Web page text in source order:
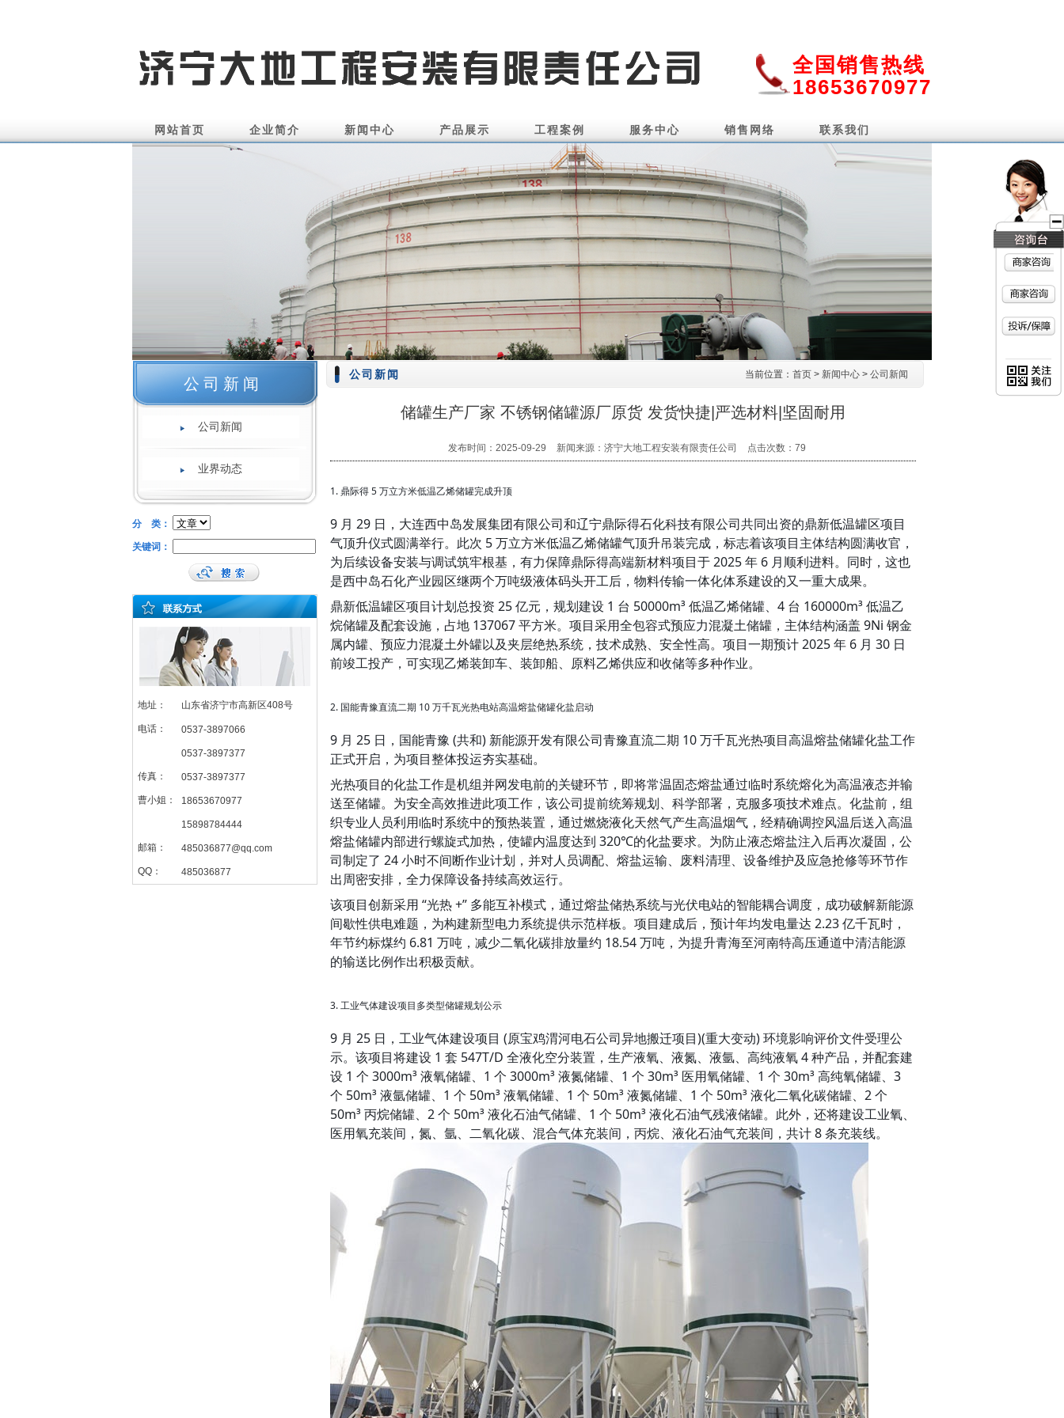
全国销售热线
18653670977
网站首页 企业简介 新闻中心 产品展示 工程案例 服务中心 销售网络 联系我们
公司新闻
公司新闻
业界动态
分 类：
关键词：
地址： 山东省济宁市高新区408号
电话： 0537-3897066
0537-3897377
传真： 0537-3897377
曹小姐： 18653670977
15898784444
邮箱： 485036877@qq.com
QQ： 485036877
当前位置： 首页 > 新闻中心 > 公司新闻
公司新闻
储罐生产厂家 不锈钢储罐源厂原货 发货快捷|严选材料|坚固耐用
发布时间：2025-09-29 新闻来源：济宁大地工程安装有限责任公司 点击次数： 79
1. 鼎际得 5 万立方米低温乙烯储罐完成升顶
9 月 29 日，大连西中岛发展集团有限公司和辽宁鼎际得石化科技有限公司共同出资的鼎新低温罐区项目
气顶升仪式圆满举行。此次 5 万立方米低温乙烯储罐气顶升吊装完成，标志着该项目主体结构圆满收官，
为后续设备安装与调试筑牢根基，有力保障鼎际得高端新材料项目于 2025 年 6 月顺利进料。同时，这也
是西中岛石化产业园区继两个万吨级液体码头开工后，物料传输一体化体系建设的又一重大成果。
鼎新低温罐区项目计划总投资 25 亿元，规划建设 1 台 50000m³ 低温乙烯储罐、4 台 160000m³ 低温乙
烷储罐及配套设施，占地 137067 平方米。项目采用全包容式预应力混凝土储罐，主体结构涵盖 9Ni 钢金
属内罐、预应力混凝土外罐以及夹层绝热系统，技术成熟、安全性高。项目一期预计 2025 年 6 月 30 日
前竣工投产，可实现乙烯装卸车、装卸船、原料乙烯供应和收储等多种作业。
2. 国能青豫直流二期 10 万千瓦光热电站高温熔盐储罐化盐启动
9 月 25 日，国能青豫 (共和) 新能源开发有限公司青豫直流二期 10 万千瓦光热项目高温熔盐储罐化盐工作
正式开启，为项目整体投运夯实基础。
光热项目的化盐工作是机组并网发电前的关键环节，即将常温固态熔盐通过临时系统熔化为高温液态并输
送至储罐。为安全高效推进此项工作，该公司提前统筹规划、科学部署，克服多项技术难点。化盐前，组
织专业人员利用临时系统中的预热装置，通过燃烧液化天然气产生高温烟气，经精确调控风温后送入高温
熔盐储罐内部进行螺旋式加热，使罐内温度达到 320℃的化盐要求。为防止液态熔盐注入后再次凝固，公
司制定了 24 小时不间断作业计划，并对人员调配、熔盐运输、废料清理、设备维护及应急抢修等环节作
出周密安排，全力保障设备持续高效运行。
该项目创新采用 “光热 +” 多能互补模式，通过熔盐储热系统与光伏电站的智能耦合调度，成功破解新能源
间歇性供电难题，为构建新型电力系统提供示范样板。项目建成后，预计年均发电量达 2.23 亿千瓦时，
年节约标煤约 6.81 万吨，减少二氧化碳排放量约 18.54 万吨，为提升青海至河南特高压通道中清洁能源
的输送比例作出积极贡献。
3. 工业气体建设项目多类型储罐规划公示
9 月 25 日，工业气体建设项目 (原宝鸡渭河电石公司异地搬迁项目)(重大变动) 环境影响评价文件受理公
示。该项目将建设 1 套 547T/D 全液化空分装置，生产液氧、液氮、液氩、高纯液氧 4 种产品，并配套建
设 1 个 3000m³ 液氧储罐、1 个 3000m³ 液氮储罐、1 个 30m³ 医用氧储罐、1 个 30m³ 高纯氧储罐、3
个 50m³ 液氩储罐、1 个 50m³ 液氧储罐、1 个 50m³ 液氮储罐、1 个 50m³ 液化二氧化碳储罐、2 个
50m³ 丙烷储罐、2 个 50m³ 液化石油气储罐、1 个 50m³ 液化石油气残液储罐。此外，还将建设工业氧、
医用氧充装间，氮、氩、二氧化碳、混合气体充装间，丙烷、液化石油气充装间，共计 8 条充装线。